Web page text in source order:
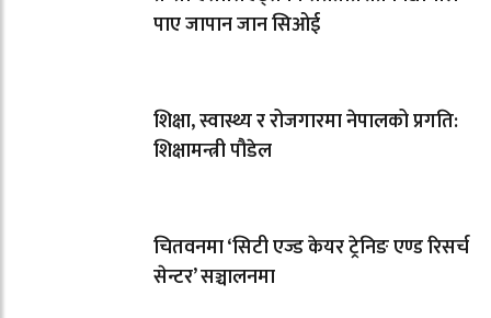
पाए जापान जान सिओई
शिक्षा, स्वास्थ्य र रोजगारमा नेपालको प्रगति:
शिक्षामन्त्री पौडेल
चितवनमा ‘सिटी एज्ड केयर ट्रेनिङ एण्ड रिसर्च
सेन्टर’ सञ्चालनमा